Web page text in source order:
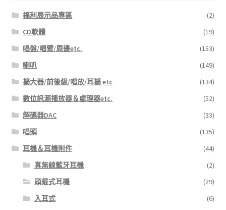
福利展示品專區
(2)
CD軟體
(19)
唱盤/唱臂/周邊etc.
(153)
喇叭
(149)
擴大器/前後級/唱放/耳擴 etc
(134)
數位訊源播放器＆處理器etc.
(52)
解碼器DAC
(33)
唱頭
(135)
耳機＆耳機附件
(44)
真無線藍牙耳機
(2)
頭戴式耳機
(29)
入耳式
(6)